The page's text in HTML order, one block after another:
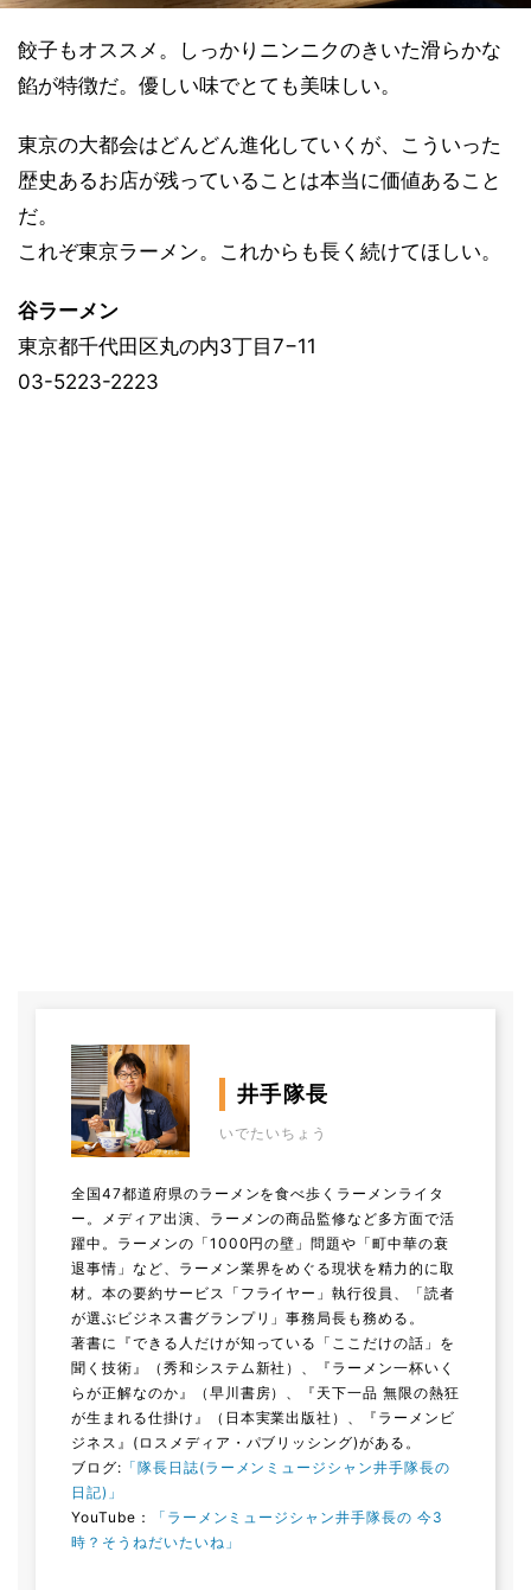
餃子もオススメ。しっかりニンニクのきいた滑らかな
餡が特徴だ。優しい味でとても美味しい。
東京の大都会はどんどん進化していくが、こういった
歴史あるお店が残っていることは本当に価値あること
だ。
これぞ東京ラーメン。これからも長く続けてほしい。
谷ラーメン
東京都千代田区丸の内3丁目7−11
03-5223-2223
井手隊長
いでたいちょう
全国47都道府県のラーメンを食べ歩くラーメンライタ
ー。メディア出演、ラーメンの商品監修など多方面で活
躍中。ラーメンの「1000円の壁」問題や「町中華の衰
退事情」など、ラーメン業界をめぐる現状を精力的に取
材。本の要約サービス「フライヤー」執行役員、「読者
が選ぶビジネス書グランプリ」事務局長も務める。
著書に『できる人だけが知っている「ここだけの話」を
聞く技術』（秀和システム新社）、『ラーメン一杯いく
らが正解なのか』（早川書房）、『天下一品 無限の熱狂
が生まれる仕掛け』（日本実業出版社）、『ラーメンビ
ジネス』(ロスメディア・パブリッシング)がある。
ブログ: 「隊長日誌(ラーメンミュージシャン井手隊長の
日記)」
YouTube：
「ラーメンミュージシャン井手隊長の 今3
時？そうねだいたいね」